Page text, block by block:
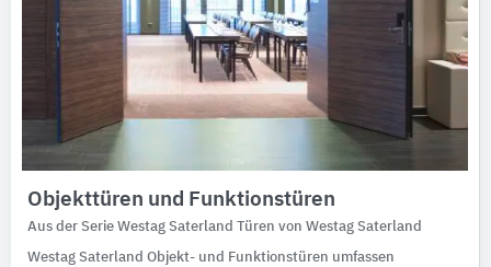
Objekttüren und Funktionstüren
Aus der Serie Westag Saterland Türen von Westag Saterland
Westag Saterland Objekt- und Funktionstüren umfassen